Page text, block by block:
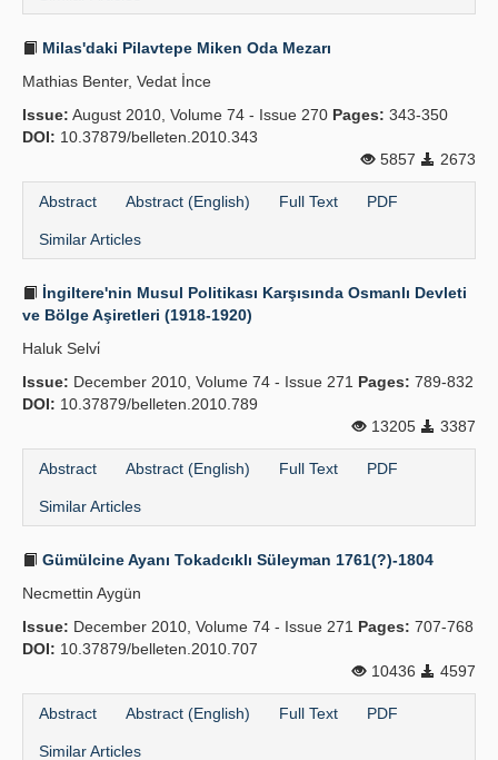
Milas'daki Pilavtepe Miken Oda Mezarı
Mathias Benter, Vedat İnce
Issue: August 2010, Volume 74 - Issue 270 Pages: 343-350
DOI: 10.37879/belleten.2010.343
5857
2673
Abstract Abstract (English) Full Text PDF
Similar Articles
İngiltere'nin Musul Politikası Karşısında Osmanlı Devleti
ve Bölge Aşiretleri (1918-1920)
Haluk Selvi̇
Issue: December 2010, Volume 74 - Issue 271 Pages: 789-832
DOI: 10.37879/belleten.2010.789
13205
3387
Abstract Abstract (English) Full Text PDF
Similar Articles
Gümülcine Ayanı Tokadcıklı Süleyman 1761(?)-1804
Necmettin Aygün
Issue: December 2010, Volume 74 - Issue 271 Pages: 707-768
DOI: 10.37879/belleten.2010.707
10436
4597
Abstract Abstract (English) Full Text PDF
Similar Articles